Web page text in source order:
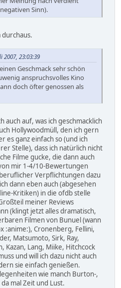
Sinn).
durchaus.
2007, 23:03:39
Geschmack sehr schön
anspruchsvolles Kino
doch öfter genossen als
auch auf, was ich geschmacklich
Hollywoodmüll, den ich gern
es ganz einfach so (und ich
Stelle), dass ich natürlich nicht
Filme gucke, die dann auch
mir 1-4/10-Bewertungen
Verpflichtungen dazu
dann eben auch (abgesehen
Kritiken) in die ofdb stelle
meiner Reviews
(klingt jetzt alles dramatisch,
Filmen von Bunuel (wann
:anime:), Cronenberg, Fellini,
Matsumoto, Sirk, Ray,
Kazan, Lang, Miike, Hitchcock
und will ich dazu nicht auch
sie einfach genießen.
wie manch Burton-,
mal Zeit und Lust.